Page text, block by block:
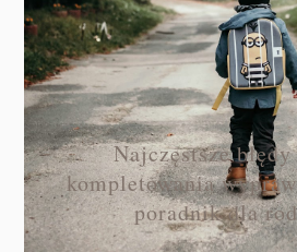
Najczęstsze
kompletowania
poradnik dla